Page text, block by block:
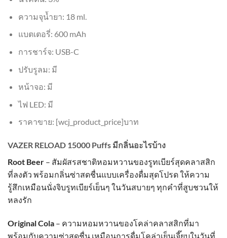
ความจุน้ำยา: 18 ml.
แบตเตอรี่: 600 mAh
การชาร์จ: USB-C
ปรับรูลม: มี
หน้าจอ: มี
ไฟ LED: มี
ราคาขาย: [wcj_product_price]บาท
VAZER RELOAD 15000 Puffs มีกลิ่นอะไรบ้าง
Root Beer – สัมผัสรสชาติหอมหวานของรูทเบียร์สุดคลาสสิก
ที่ลงตัว พร้อมกลิ่นซ่าสดชื่นแบบเครื่องดื่มสุดโปรด ให้ความ
รู้สึกเหมือนนั่งจิบรูทเบียร์เย็นๆ ในวันสบายๆ ทุกคำที่สูบชวนให้
หลงรัก
Original Cola – ความหอมหวานของโคล่าคลาสสิกที่มา
พร้อมกับความซ่าสดชื่น เหมือนการดื่มโคล่าเย็นเจี๊ยบในวันที่